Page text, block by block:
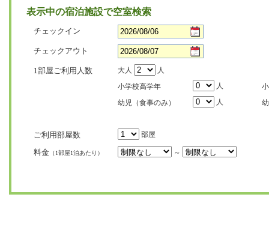
表示中の宿泊施設で空室検索
チェックイン
チェックアウト
1部屋ご利用人数 大人
人
小学校高学年
人
幼児（食事のみ）
人
ご利用部屋数 部屋
料金 （1部屋1泊あたり） ～